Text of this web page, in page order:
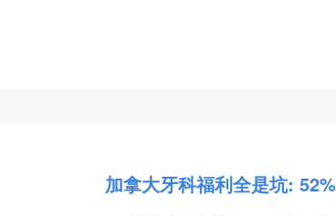
加拿大牙科福利全是坑: